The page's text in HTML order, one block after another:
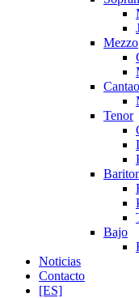
Mezzo
Tenor
Bajo
Noticias
Contacto
[ES]